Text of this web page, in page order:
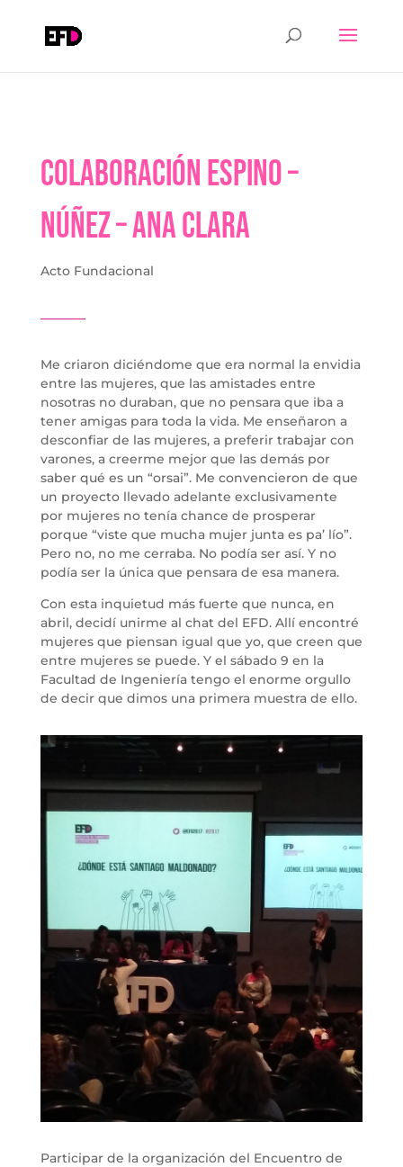
Colaboración Espino –
Núñez – Ana Clara
Acto Fundacional
Me criaron diciéndome que era normal la envidia
entre las mujeres, que las amistades entre
nosotras no duraban, que no pensara que iba a
tener amigas para toda la vida. Me enseñaron a
desconfiar de las mujeres, a preferir trabajar con
varones, a creerme mejor que las demás por
saber qué es un “orsai”. Me convencieron de que
un proyecto llevado adelante exclusivamente
por mujeres no tenía chance de prosperar
porque “viste que mucha mujer junta es pa’ lío”.
Pero no, no me cerraba. No podía ser así. Y no
podía ser la única que pensara de esa manera.
Con esta inquietud más fuerte que nunca, en
abril, decidí unirme al chat del EFD. Allí encontré
mujeres que piensan igual que yo, que creen que
entre mujeres se puede. Y el sábado 9 en la
Facultad de Ingeniería tengo el enorme orgullo
de decir que dimos una primera muestra de ello.
Participar de la organización del Encuentro de